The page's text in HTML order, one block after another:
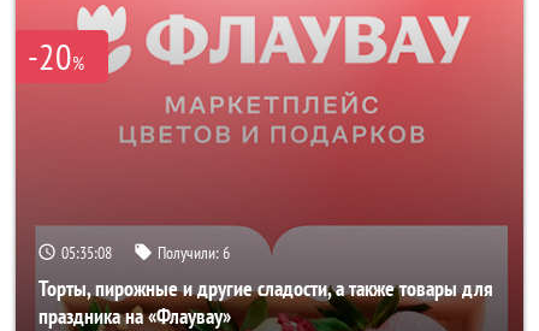
-20%
05:35:07 Получили:6
Торты, пирожные и другие сладости, а также товары для
праздника на «Флаувау»